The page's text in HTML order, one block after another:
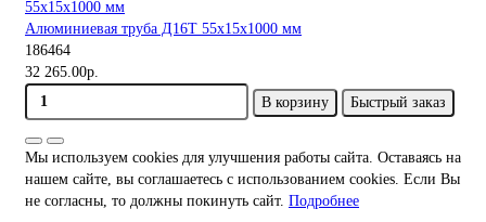
Алюминиевая труба Д16Т 55х15х1000 мм
186464
32 265.00р.
В корзину
Быстрый заказ
Мы используем cookies для улучшения работы сайта. Оставаясь на
нашем сайте, вы соглашаетесь с использованием cookies. Если Вы
не согласны, то должны покинуть сайт. Подробнее